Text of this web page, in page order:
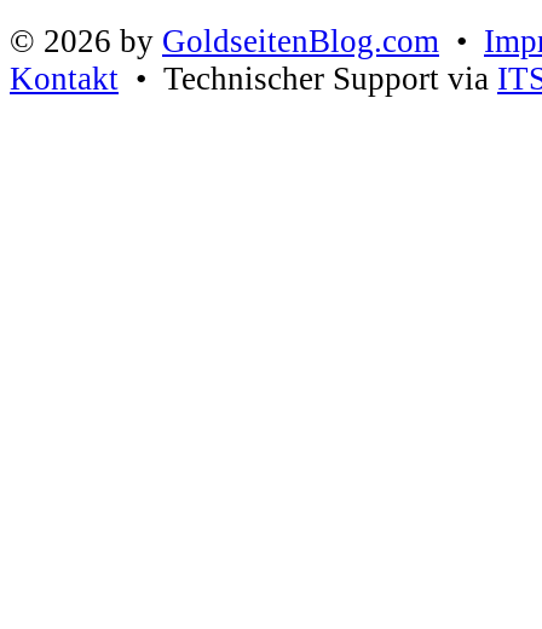
© 2026 by GoldseitenBlog.com •
Kontakt • Technischer Support via